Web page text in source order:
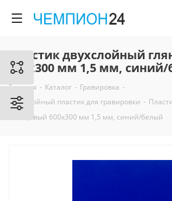
Пластик двухслойный
600х300 мм 1,5 мм,
Главная - Каталог - Гравировка -
Двухслойный пластик для гравировки -
глянцевый 600х300 мм 1,5 мм, синий/белый